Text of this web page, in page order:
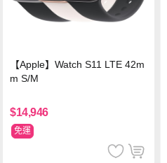
【Apple】Watch S11 LTE 42m
m S/M
$14,946
免運